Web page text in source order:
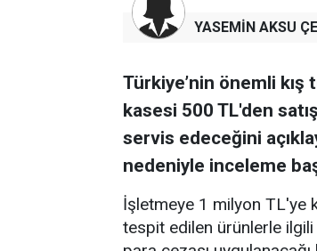
YASEMİN AKSU
Türkiye’nin önemli
kasesi 500 TL'den
servis edeceğini
nedeniyle inceleme
İşletmeye 1 milyon TL'ye
tespit edilen ürünlerle